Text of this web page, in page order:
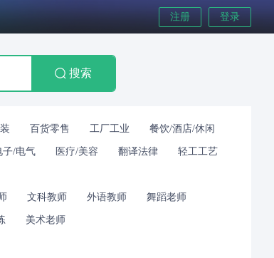
注册 登录
搜索
百货零售 工厂工业 餐饮/酒店/休闲
子/电气 医疗/美容 翻译法律 轻工工艺
文科教师 外语教师 舞蹈老师
美术老师